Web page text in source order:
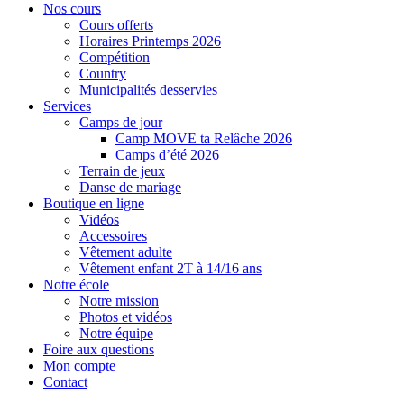
Nos cours
Cours offerts
Horaires Printemps 2026
Compétition
Country
Municipalités desservies
Services
Camps de jour
Camp MOVE ta Relâche 2026
Camps d’été 2026
Terrain de jeux
Danse de mariage
Boutique en ligne
Vidéos
Accessoires
Vêtement adulte
Vêtement enfant 2T à 14/16 ans
Notre école
Notre mission
Photos et vidéos
Notre équipe
Foire aux questions
Mon compte
Contact